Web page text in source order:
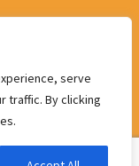
serve
traffic. By clicking